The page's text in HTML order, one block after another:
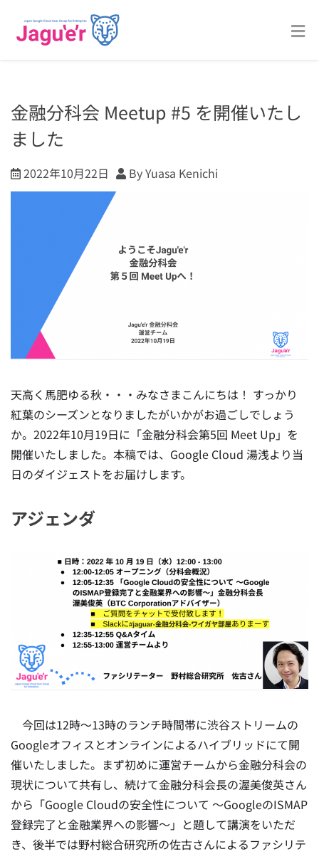
金融分科会 Meetup #5 を開催いたし
ました
2022年10月22日 By Yuasa Kenichi
天高く馬肥ゆる秋・・・みなさまこんにちは！ すっかり
紅葉のシーズンとなりましたがいかがお過ごしでしょう
か。2022年10月19日に「金融分科会第5回 Meet Up」を
開催いたしました。本稿では、Google Cloud 湯浅より当
日のダイジェストをお届けします。
アジェンダ
今回は12時〜13時のランチ時間帯に渋谷ストリームの
Googleオフィスとオンラインによるハイブリッドにて開
催いたしました。まず初めに運営チームから金融分科会の
現状について共有し、続けて金融分科会長の渥美俊英さん
から「Google Cloudの安全性について 〜GoogleのISMAP
登録完了と金融業界への影響〜」と題して講演をいただ
き、後半では野村総合研究所の佐古さんによるファシリテ